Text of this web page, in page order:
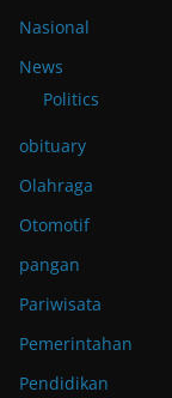
Nasional
News
Politics
obituary
Olahraga
Otomotif
pangan
Pariwisata
Pemerintahan
Pendidikan